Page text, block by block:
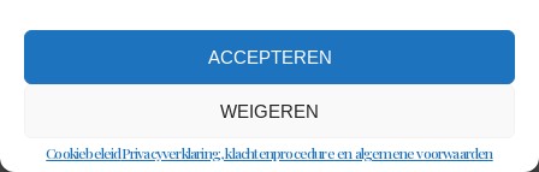
ACCEPTEREN
WEIGEREN
CookiebeleidPrivacyverklaring, klachtenprocedure en algemene voorwaarden